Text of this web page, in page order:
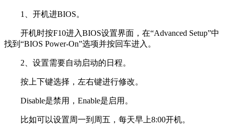
1、开机进BIOS。
开机时按F10进入BIOS设置界面，在“Advanced Setup”中
找到“BIOS Power-On”选项并按回车进入。
2、设置需要自动启动的日程。
按上下键选择，左右键进行修改。
Disable是禁用，Enable是启用。
比如可以设置周一到周五，每天早上8:00开机。